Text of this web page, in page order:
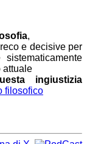
,
e decisive per
attuale
ingiustizia
filosofico